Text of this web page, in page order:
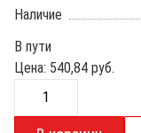
Наличие
В пути
Цена: 540,84 руб.